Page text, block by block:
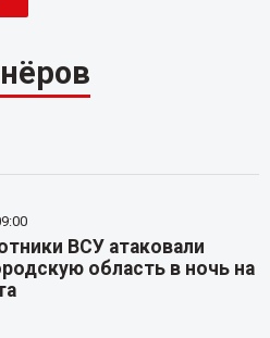
ВСУ атаковали
область в ночь на